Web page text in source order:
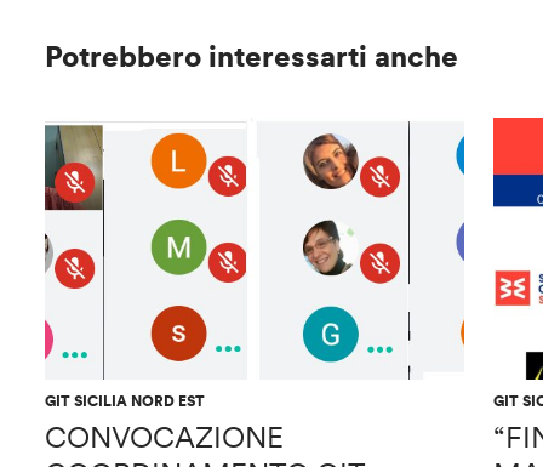
Potrebbero interessarti anche
GIT SICILIA NORD EST
CONVOCAZIONE
GIT